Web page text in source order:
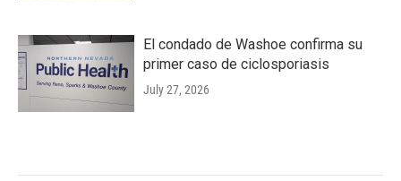
El condado de Washoe confirma su
primer caso de ciclosporiasis
July 27, 2026